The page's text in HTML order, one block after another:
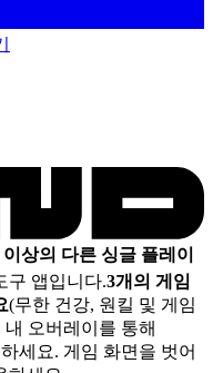
이상의 다른 싱글 플레이
구 앱입니다.3개의 게임
(무한 건강, 원킬 및 게임
오버레이를 통해
세요. 게임 화면을 벗어